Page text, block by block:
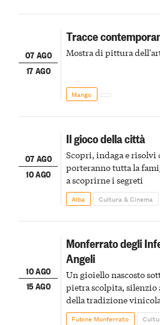
07 AGO
17 AGO
Tracce
Mostra di pittura
Mango
07 AGO
10 AGO
Il gioco della città
Scopri, indaga e risolvi
porteranno tutta la
a scoprirne i segreti
Alba Cultura & Cinema
10 AGO
15 AGO
Monferrato degli
Angeli
Un gioiello nascosto
pietra scolpita, silenzio
della tradizione
Fubine Monferrato